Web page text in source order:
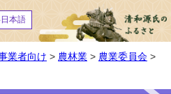
本語
業者向け > 農林業 > 農業委員会 >